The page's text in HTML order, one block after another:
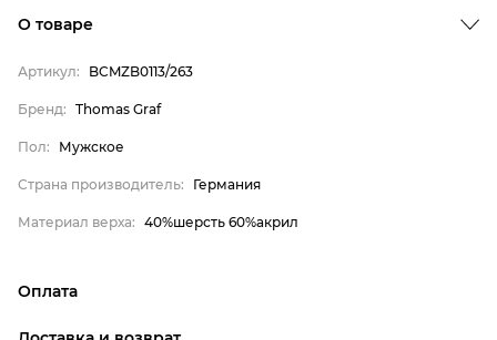
Пол
Страна производитель
Материал верха
О товаре
Артикул: BCMZB0113/263
Бренд: Thomas Graf
Пол: Мужское
Страна производитель: Германия
Материал верха: 40%шерсть 60%акрил
Оплата